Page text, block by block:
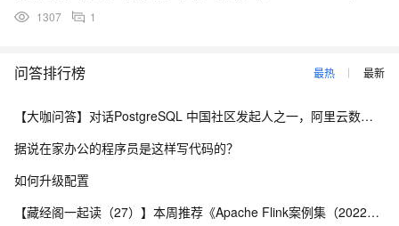
1307 1
问答排行榜 最热 最新
【大咖问答】对话PostgreSQL 中国社区发起人之一，阿里云数据库高级专家 德哥
据说在家办公的程序员是这样写代码的？
如何升级配置
【藏经阁一起读（27）】本周推荐《Apache Flink案例集（2022版）》，你有哪些心得？